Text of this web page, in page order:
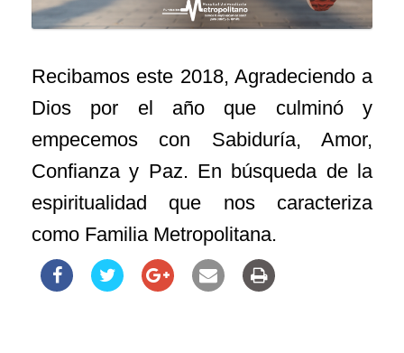
Recibamos este 2018, Agradeciendo a
Dios por el año que culminó y
empecemos con Sabiduría, Amor,
Confianza y Paz. En búsqueda de la
espiritualidad que nos caracteriza
como Familia Metropolitana.